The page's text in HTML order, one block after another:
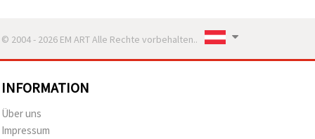
© 2004 - 2026 EM ART Alle Rechte vorbehalten..
INFORMATION
Über uns
Impressum